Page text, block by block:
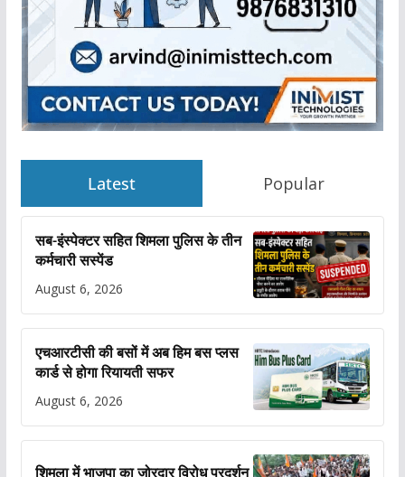
Latest Popular
सब-इंस्पेक्टर सहित शिमला पुलिस के तीन
कर्मचारी सस्पेंड
August 6, 2026
एचआरटीसी की बसों में अब हिम बस प्लस
कार्ड से होगा रियायती सफर
August 6, 2026
शिमला में भाजपा का जोरदार विरोध प्रदर्शन